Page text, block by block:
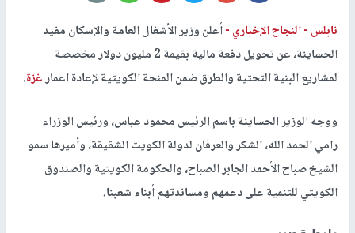
نابلس -النجاح الإخباري -أعلن وزير الأشغال العامة والإسكان مفيد
الحساينة، عن تحويل دفعة مالية بقيمة 2 مليون دولار مخصصة
لمشاريع البنية التحتية والطرق ضمن المنحة الكويتية لإعادة اعمارغزة.
ووجه الوزير الحساينة باسم الرئيس محمود عباس، ورئيس الوزراء
رامي الحمد الله، الشكر والعرفان لدولة الكويت الشقيقة، وأميرها سمو
الشيخ صباح الأحمد الجابر الصباح، والحكومة الكويتية والصندوق
الكويتي للتنمية على دعمهم ومساندتهم أبناء شعبنا.